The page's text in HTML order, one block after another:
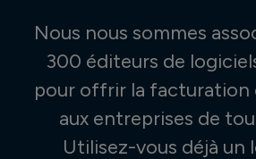
Nous nous sommes
300 éditeurs de
pour offrir la facturation
aux entreprises de
Utilisez-vous déjà un